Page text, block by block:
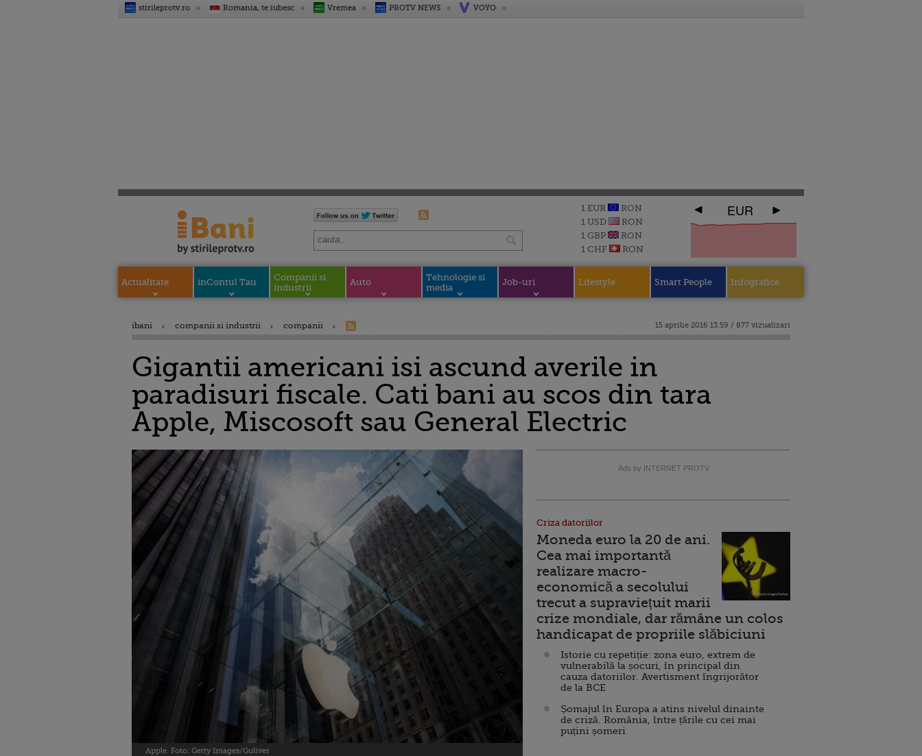
stirileprotv.ro Romania, te iubesc Vremea PROTV NEWS VOYO
1 EUR
RON
1 USD
RON
1 GBP
RON
1 CHF
RON
EUR
Actualitate inContul Tau
Companii si
industrii
Auto
Tehnologie si
media
Job-uri Lifestyle Smart People Infografice
ibani companii si industrii companii 15 aprilie 2016 13:59 / 877 vizualizari
Gigantii americani isi ascund averile in
paradisuri fiscale. Cati bani au scos din tara
Apple, Miscosoft sau General Electric
Apple. Foto: Getty Images/Guliver
Ads by INTERNET PROTV
Criza datoriilor
Moneda euro la 20 de ani.
Cea mai importantă
realizare macro-
economică a secolului
trecut a supraviețuit marii
crize mondiale, dar rămâne un colos
handicapat de propriile slăbiciuni
Istorie cu repetiție: zona euro, extrem de
vulnerabilă la șocuri, în principal din
cauza datoriilor. Avertisment îngrijorător
de la BCE
Șomajul în Europa a atins nivelul dinainte
de criză. România, între țările cu cei mai
puțini șomeri